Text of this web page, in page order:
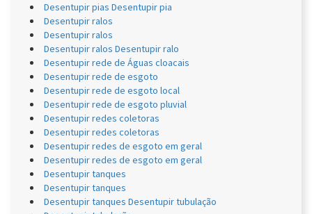
Desentupir pias Desentupir pia
Desentupir ralos
Desentupir ralos
Desentupir ralos Desentupir ralo
Desentupir rede de Águas cloacais
Desentupir rede de esgoto
Desentupir rede de esgoto local
Desentupir rede de esgoto pluvial
Desentupir redes coletoras
Desentupir redes coletoras
Desentupir redes de esgoto em geral
Desentupir redes de esgoto em geral
Desentupir tanques
Desentupir tanques
Desentupir tanques Desentupir tubulação